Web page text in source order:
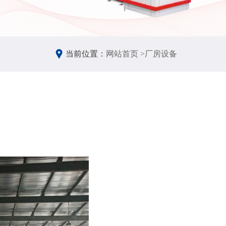
当前位置： 网站首页 >厂房设备